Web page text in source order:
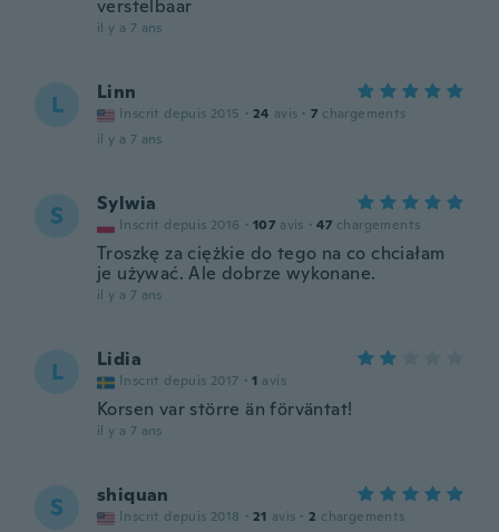
verstelbaar
il y a 7 ans
L Linn
Inscrit depuis 2015 · 24 avis · 7 chargements
il y a 7 ans
S Sylwia
Inscrit depuis 2016 · 107 avis · 47 chargements
Troszkę za ciężkie do tego na co chciałam
je używać. Ale dobrze wykonane.
il y a 7 ans
L Lidia
Inscrit depuis 2017 · 1 avis
Korsen var större än förväntat!
il y a 7 ans
S shiquan
Inscrit depuis 2018 · 21 avis · 2 chargements